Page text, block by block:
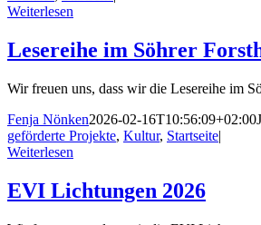
Weiterlesen
Lesereihe im Söhrer
Wir freuen uns, dass wir die Lesereihe im
Fenja Nönken2026-02-16T10:56:09+02:00
geförderte Projekte, Kultur, Startseite|
Weiterlesen
EVI Lichtungen 2026